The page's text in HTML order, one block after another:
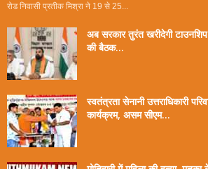
रोड निवासी प्रतीक मिश्रा ने 19 से 25...
अब सरकार तुरंत खरीदेगी
की बैठक...
स्वतंत्रता सेनानी उत्तराधिकारी
कार्यक्रम, असम सीएम...